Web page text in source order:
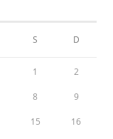
S D
1 2
8 9
15 16